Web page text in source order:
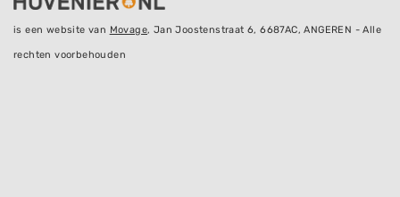
is een website van Movage, Jan Joostenstraat 6, 6687AC, ANGEREN - Alle
rechten voorbehouden